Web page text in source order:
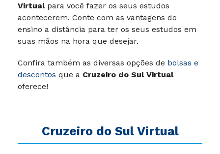
Virtualpara você fazer os seus estudos
acontecerem. Conte com as vantagens do
ensino a distância para ter os seus estudos em
suas mãos na hora que desejar.
Confira também as diversas opções de bolsas e
descontos que a Cruzeiro do Sul Virtual
oferece!
Cruzeiro do Sul Virtual